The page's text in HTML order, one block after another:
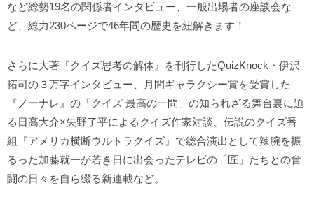
など総勢19名の関係者インタビュー、一般出場者の座談会な
ど、総力230ページで46年間の歴史を紐解きます！
さらに大著『クイズ思考の解体』を刊行したQuizKnock・伊沢
拓司の３万字インタビュー、月間ギャラクシー賞を受賞した
『ノーナレ』の「クイズ 最高の一問」の知られざる舞台裏に迫
る日高大介×矢野了平によるクイズ作家対談、伝説のクイズ番
組『アメリカ横断ウルトラクイズ』で総合演出として辣腕を振
るった加藤就一が若き日に出会ったテレビの「匠」たちとの奮
闘の日々を自ら綴る新連載など。